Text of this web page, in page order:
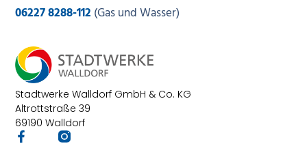
Stadtwerke Walldorf GmbH & Co. KG
Altrottstraße 39
69190 Walldorf
06227 8288-112 (Gas und Wasser)